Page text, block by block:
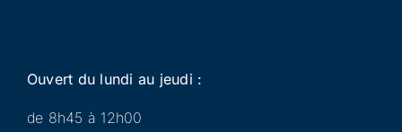
Ouvert du lundi au jeudi :
de 8h45 à 12h00